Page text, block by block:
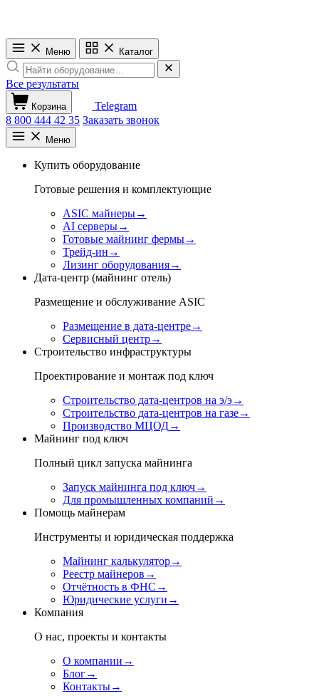
Меню Каталог
Все результаты
Корзина
Telegram
8 800 444 42 35 Заказать звонок
Меню
Купить оборудование
Готовые решения и комплектующие
ASIC майнеры→
AI серверы→
Готовые майнинг фермы→
Трейд-ин →
Лизинг оборудования→
Дата-центр (майнинг отель)
Размещение и обслуживание ASIC
Размещение в дата-центре→
Сервисный центр→
Строительство инфраструктуры
Проектирование и монтаж под ключ
Строительство дата-центров на э/э→
Строительство дата-центров на газе→
Производство МЦОД→
Майнинг под ключ
Полный цикл запуска майнинга
Запуск майнинга под ключ→
Для промышленных компаний →
Помощь майнерам
Инструменты и юридическая поддержка
Майнинг калькулятор→
Реестр майнеров →
Отчётность в ФНС →
Юридические услуги →
Компания
О нас, проекты и контакты
О компании →
Блог→
Контакты→